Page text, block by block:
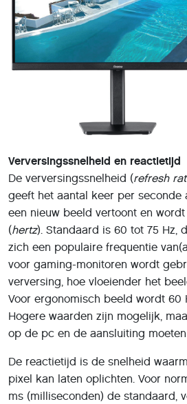
Verversingssnelheid en reactietijd
De verversingssnelheid (refresh
geeft het aantal keer per seconde
een nieuw beeld vertoont en
(hertz). Standaard is 60 tot 75 Hz,
zich een populaire frequentie
voor gaming-monitoren wordt
verversing, hoe vloeiender het
Voor ergonomisch beeld wordt 60
Hogere waarden zijn mogelijk,
op de pc en de aansluiting
De reactietijd is de snelheid
pixel kan laten oplichten. Voor
ms (milliseconden) de standaard,